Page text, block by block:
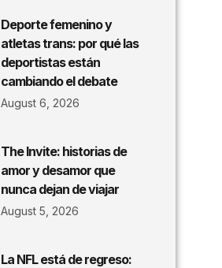
Deporte femenino y
atletas trans: por qué las
deportistas están
cambiando el debate
August 6, 2026
The Invite: historias de
amor y desamor que
nunca dejan de viajar
August 5, 2026
La NFL está de regreso: